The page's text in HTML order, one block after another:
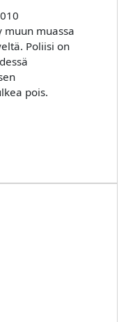
muun muassa
Poliisi on
pois.